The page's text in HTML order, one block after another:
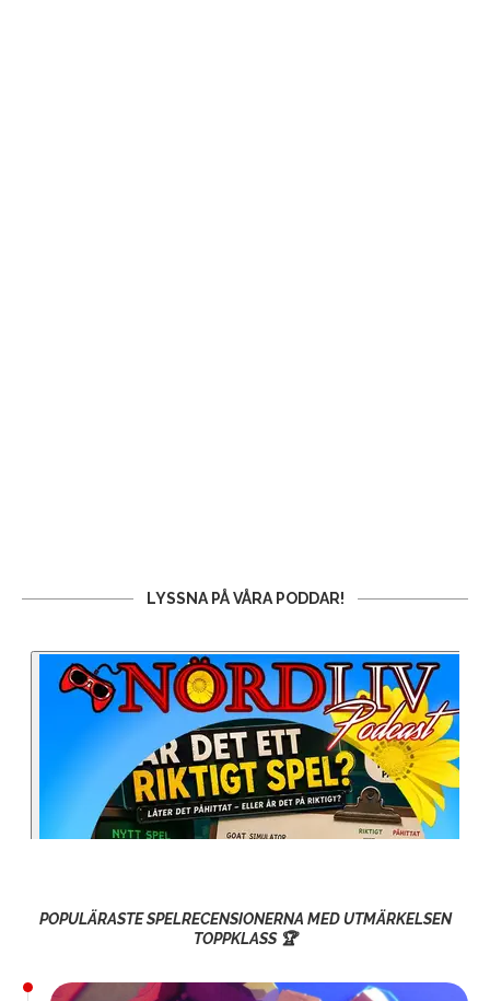
LYSSNA PÅ VÅRA PODDAR!
POPULÄRASTE SPELRECENSIONERNA MED UTMÄRKELSEN
TOPPKLASS 🏆